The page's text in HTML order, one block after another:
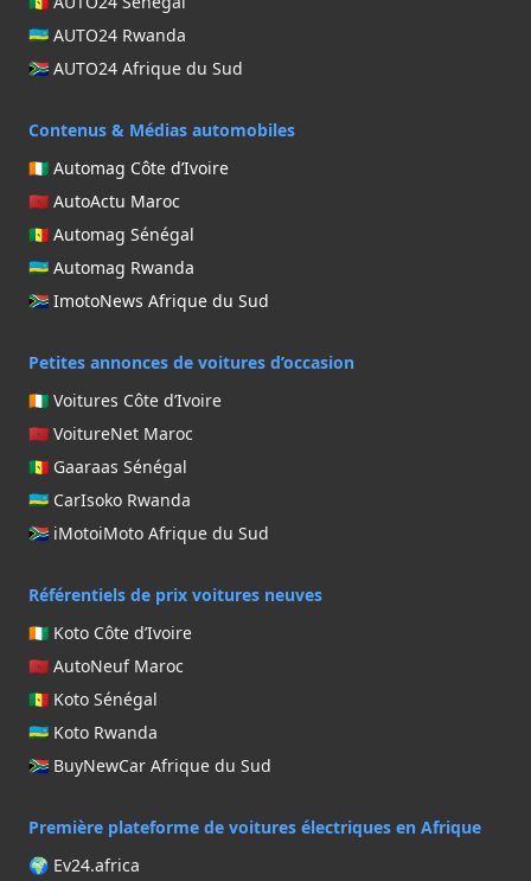
🇷🇼 AUTO24 Rwanda
🇿🇦 AUTO24 Afrique du Sud
Contenus & Médias automobiles
🇨🇮 Automag Côte d’Ivoire
🇲🇦 AutoActu Maroc
🇸🇳 Automag Sénégal
🇷🇼 Automag Rwanda
🇿🇦 ImotoNews Afrique du Sud
Petites annonces de voitures d’occasion
🇨🇮 Voitures Côte d’Ivoire
🇲🇦 VoitureNet Maroc
🇸🇳 Gaaraas Sénégal
🇷🇼 CarIsoko Rwanda
🇿🇦 iMotoiMoto Afrique du Sud
Référentiels de prix voitures neuves
🇨🇮 Koto Côte d’Ivoire
🇲🇦 AutoNeuf Maroc
🇸🇳 Koto Sénégal
🇷🇼 Koto Rwanda
🇿🇦 BuyNewCar Afrique du Sud
Première plateforme de voitures électriques en Afrique
🌍 Ev24.africa